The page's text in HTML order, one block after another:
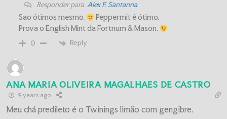
Responder paraAlex F. Santanna
Sao ótimos mesmo.
Peppermit é ótimo.
Prova o English Mint da Fortnum & Mason.
0 Reply
ANA MARIA OLIVEIRA MAGALHAES DE CASTRO
9 years ago
Meu chá predileto é o Twinings limão com gengibre.